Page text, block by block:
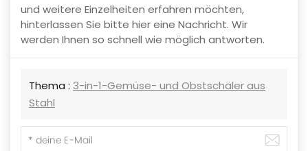
und weitere Einzelheiten erfahren möchten,
hinterlassen Sie bitte hier eine Nachricht. Wir
werden Ihnen so schnell wie möglich antworten.
Thema : 3-in-1-Gemüse- und Obstschäler aus
Stahl